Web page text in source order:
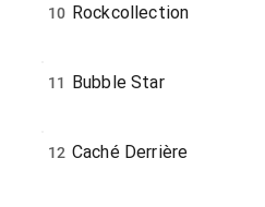
10 Rockcollection
11 Bubble Star
12 Caché Derrière